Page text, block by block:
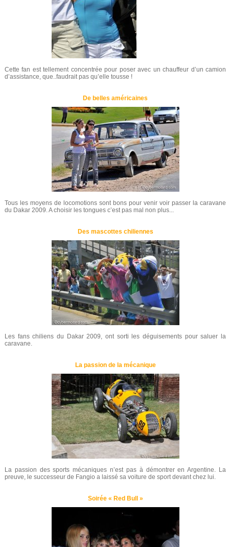
Cette fan est tellement concentrée pour poser avec un chauffeur d’un camion
d’assistance, que..faudrait pas qu’elle tousse !
De belles américaines
Tous les moyens de locomotions sont bons pour venir voir passer la caravane
du Dakar 2009. A choisir les tongues c’est pas mal non plus...
Des mascottes chiliennes
Les fans chiliens du Dakar 2009, ont sorti les déguisements pour saluer la
caravane.
La passion de la mécanique
La passion des sports mécaniques n’est pas à démontrer en Argentine. La
preuve, le successeur de Fangio a laissé sa voiture de sport devant chez lui.
Soirée « Red Bull »